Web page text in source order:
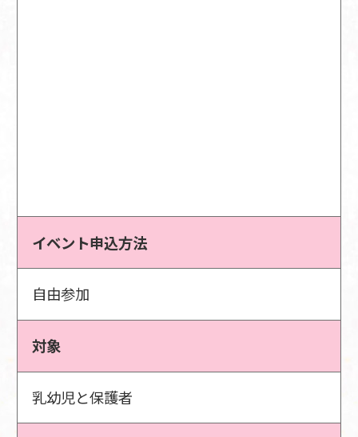
イベント申込方法
自由参加
対象
乳幼児と保護者